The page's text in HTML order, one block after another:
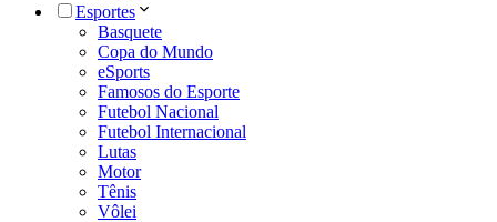
Esportes
Basquete
Copa do Mundo
eSports
Famosos do Esporte
Futebol Nacional
Futebol Internacional
Lutas
Motor
Tênis
Vôlei